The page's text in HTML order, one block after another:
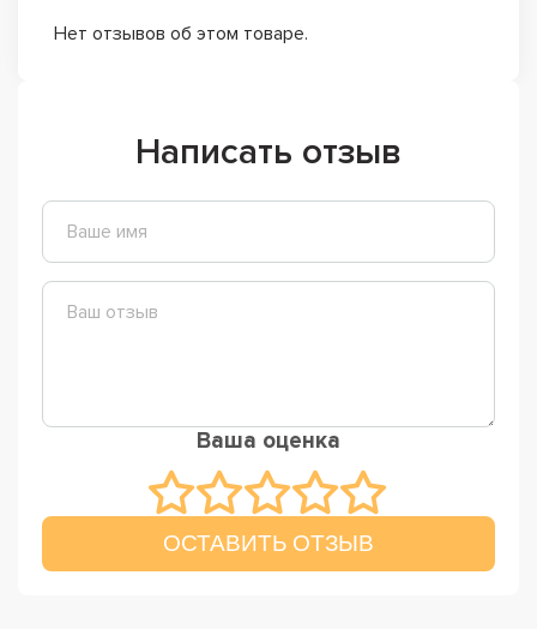
Нет отзывов об этом товаре.
Написать отзыв
Ваша оценка
ОСТАВИТЬ ОТЗЫВ